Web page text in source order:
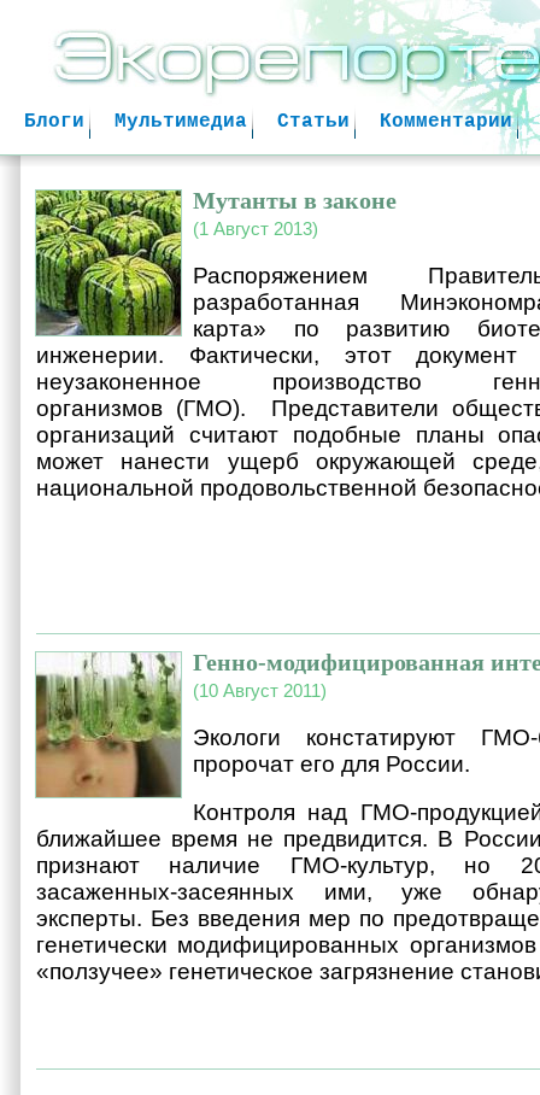
Комментарии
Статьи
Мультимедиа
Блоги
Мутанты в законе
(1 Август 2013)
Распоряжением
разработанная
карта» по развитию
инженерии. Фактически, этот документ
неузаконенное производство
организмов (ГМО). Представители
организаций считают подобные планы
может нанести ущерб окружающей
национальной продовольственной
Генно-модифицированная
(10 Август 2011)
Экологи констатируют
пророчат его для России.
Контроля над ГМО-
ближайшее время не предвидится. В
признают наличие ГМО-культур, но
засаженных-засеянных ими, уже
эксперты. Без введения мер по
генетически модифицированных
«ползучее» генетическое загрязнение